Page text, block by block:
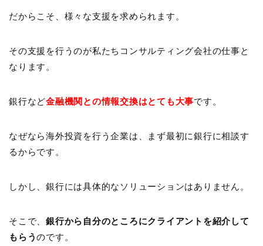
だからこそ、様々な支援を求められます。
その支援を行うのが私たちコンサルティング会社の仕事と
なります。
銀行など金融機関との情報交換はとても大事です。
なぜなら海外投資を行う企業は、まず最初に銀行に相談す
るからです。
しかし、銀行には具体的なソリューションはありません。
そこで、銀行から自分のところにクライアントを紹介して
もらうのです。